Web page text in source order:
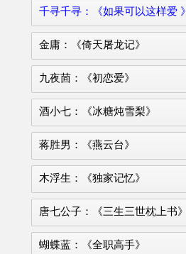
千寻千寻：《如果可以这样爱 》
金庸：《倚天屠龙记》
九夜茴：《初恋爱》
酒小七：《冰糖炖雪梨》
蒋胜男：《燕云台》
木浮生：《独家记忆》
唐七公子：《三生三世枕上书》
蝴蝶蓝：《全职高手》